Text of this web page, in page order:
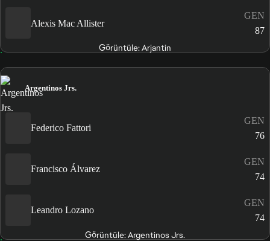
Alexis Mac Allister
GEN
87
Görüntüle: Arjantin
Argentinos Jrs.
Federico Fattori
GEN
76
Francisco Álvarez
GEN
74
Leandro Lozano
GEN
74
Görüntüle: Argentinos Jrs.